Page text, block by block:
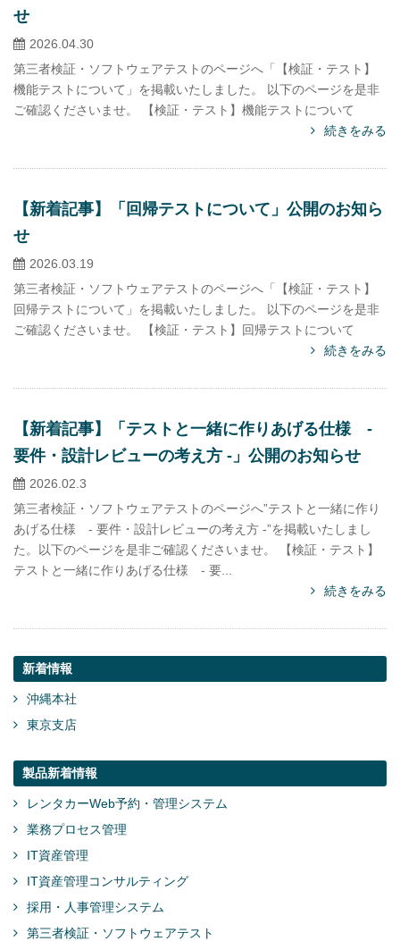
せ
2026.04.30
第三者検証・ソフトウェアテストのページへ「【検証・テスト】
機能テストについて」を掲載いたしました。 以下のページを是非
ご確認くださいませ。 【検証・テスト】機能テストについて
続きをみる
【新着記事】「回帰テストについて」公開のお知ら
せ
2026.03.19
第三者検証・ソフトウェアテストのページへ「【検証・テスト】
回帰テストについて」を掲載いたしました。 以下のページを是非
ご確認くださいませ。 【検証・テスト】回帰テストについて
続きをみる
【新着記事】「テストと一緒に作りあげる仕様 -
要件・設計レビューの考え方 -」公開のお知らせ
2026.02.3
第三者検証・ソフトウェアテストのページへ”テストと一緒に作り
あげる仕様 - 要件・設計レビューの考え方 -”を掲載いたしまし
た。以下のページを是非ご確認くださいませ。 【検証・テスト】
テストと一緒に作りあげる仕様 - 要...
続きをみる
新着情報
沖縄本社
東京支店
製品新着情報
レンタカーWeb予約・管理システム
業務プロセス管理
IT資産管理
IT資産管理コンサルティング
採用・人事管理システム
第三者検証・ソフトウェアテスト